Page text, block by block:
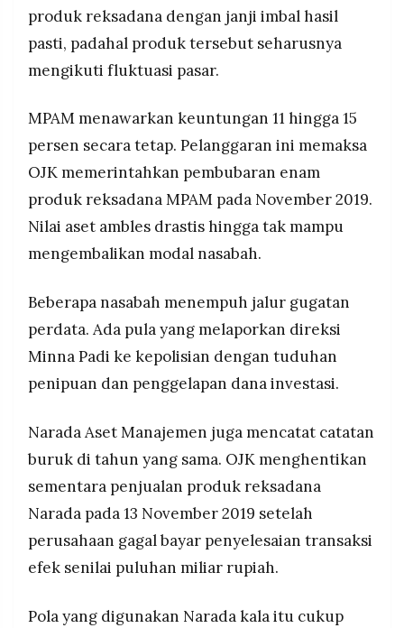
produk reksadana dengan janji imbal hasil
pasti, padahal produk tersebut seharusnya
mengikuti fluktuasi pasar.
MPAM menawarkan keuntungan 11 hingga 15
persen secara tetap. Pelanggaran ini memaksa
OJK memerintahkan pembubaran enam
produk reksadana MPAM pada November 2019.
Nilai aset ambles drastis hingga tak mampu
mengembalikan modal nasabah.
Beberapa nasabah menempuh jalur gugatan
perdata. Ada pula yang melaporkan direksi
Minna Padi ke kepolisian dengan tuduhan
penipuan dan penggelapan dana investasi.
Narada Aset Manajemen juga mencatat catatan
buruk di tahun yang sama. OJK menghentikan
sementara penjualan produk reksadana
Narada pada 13 November 2019 setelah
perusahaan gagal bayar penyelesaian transaksi
efek senilai puluhan miliar rupiah.
Pola yang digunakan Narada kala itu cukup